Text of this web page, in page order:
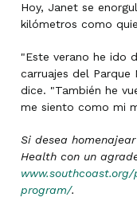
Hoy, Janet se
kilómetros como
"Este verano he ido
carruajes del Parque
dice. "También he
me siento como mi
Si desea
Health con un
program/.